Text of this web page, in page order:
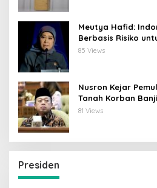
Meutya Hafid:
Berbasis Risiko
Dunia Digital
85 Views
Nusron Kejar
Tanah Korban
Desember 2026
81 Views
Presiden